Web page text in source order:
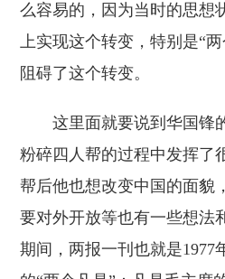
么容易的，因为当时的思想
上实现这个转变，特别是“
阻碍了这个转变。
这里面就要说到华国锋
粉碎四人帮的过程中发挥了
帮后他也想改变中国的面貌
要对外开放等也有一些想法
期间，两报一刊也就是1977